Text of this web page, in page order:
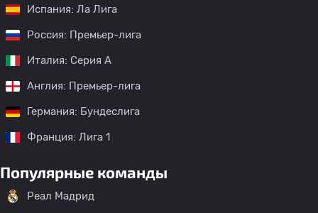
Испания: Ла Лига
Россия: Премьер-лига
Италия: Серия А
Англия: Премьер-лига
Германия: Бундеслига
Франция: Лига 1
Популярные команды
Реал Мадрид